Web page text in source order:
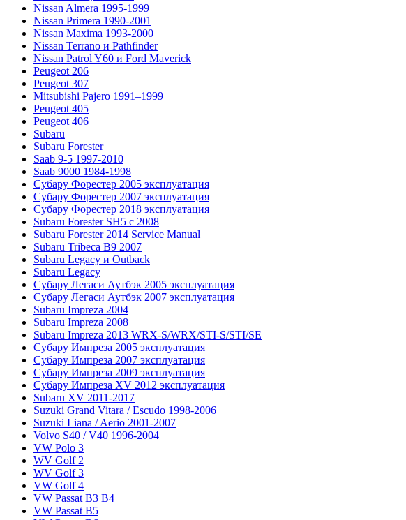
Nissan Almera 1995-1999
Nissan Primera 1990-2001
Nissan Maxima 1993-2000
Nissan Terrano и Pathfinder
Nissan Patrol Y60 и Ford Maverick
Peugeot 206
Peugeot 307
Mitsubishi Pajero 1991–1999
Peugeot 405
Peugeot 406
Subaru
Subaru Forester
Saab 9-5 1997-2010
Saab 9000 1984-1998
Субару Форестер 2005 эксплуатация
Субару Форестер 2007 эксплуатация
Субару Форестер 2018 эксплуатация
Subaru Forester SH5 с 2008
Subaru Forester 2014 Service Manual
Subaru Tribeca В9 2007
Subaru Legacy и Outback
Subaru Legacy
Субару Легаси Аутбэк 2005 эксплуатация
Субару Легаси Аутбэк 2007 эксплуатация
Subaru Impreza 2004
Subaru Impreza 2008
Subaru Impreza 2013 WRX-S/WRX/STI-S/STI/SE
Субару Импреза 2005 эксплуатация
Субару Импреза 2007 эксплуатация
Субару Импреза 2009 эксплуатация
Субару Импреза XV 2012 эксплуатация
Subaru XV 2011-2017
Suzuki Grand Vitara / Escudo 1998-2006
Suzuki Liana / Aerio 2001-2007
Volvo S40 / V40 1996-2004
VW Polo 3
WV Golf 2
WV Golf 3
VW Golf 4
VW Passat B3 B4
VW Passat B5